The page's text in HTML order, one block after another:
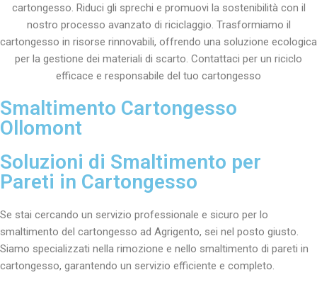
cartongesso. Riduci gli sprechi e promuovi la sostenibilità con il
nostro processo avanzato di riciclaggio. Trasformiamo il
cartongesso in risorse rinnovabili, offrendo una soluzione ecologica
per la gestione dei materiali di scarto. Contattaci per un riciclo
efficace e responsabile del tuo cartongesso
Smaltimento Cartongesso
Ollomont
Soluzioni di Smaltimento per
Pareti in Cartongesso
Se stai cercando un servizio professionale e sicuro per lo
smaltimento del cartongesso ad Agrigento, sei nel posto giusto.
Siamo specializzati nella rimozione e nello smaltimento di pareti in
cartongesso, garantendo un servizio efficiente e completo.